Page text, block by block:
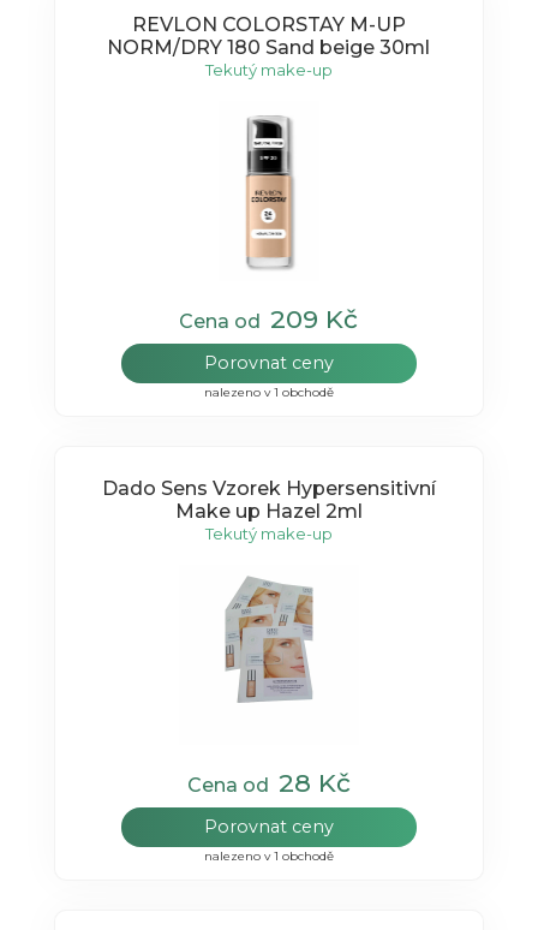
REVLON COLORSTAY M-UP
NORM/DRY 180 Sand beige 30ml
Tekutý make-up
Cena od209 Kč
Porovnat ceny
nalezeno v 1 obchodě
Dado Sens Vzorek Hypersensitivní
Make up Hazel 2ml
Tekutý make-up
Cena od 28 Kč
Porovnat ceny
nalezeno v 1 obchodě